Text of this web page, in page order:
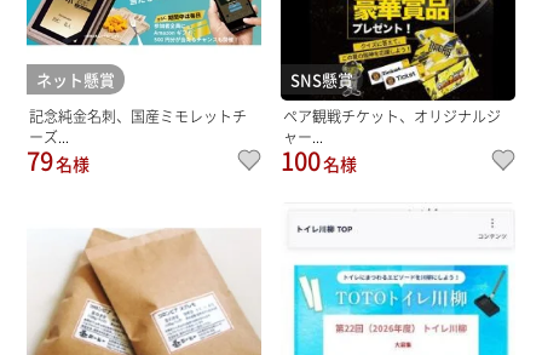
ネット懸賞
記念純金名刺、国産ミモレットチ
ーズ...
79名様
SNS懸賞
ペア観戦チケット、オリジナルジ
ャー...
100名様